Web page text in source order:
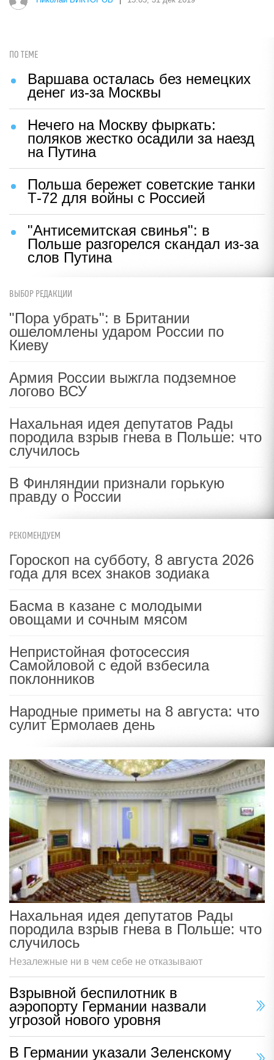
ПО ТЕМЕ
Варшава осталась без немецких
денег из-за Москвы
Нечего на Москву фыркать:
поляков жестко осадили за наезд
на Путина
Польша бережет советские танки
Т-72 для войны с Россией
"Антисемитская свинья": в
Польше разгорелся скандал из-за
слов Путина
ВЫБОР РЕДАКЦИИ
"Пора убрать": в Британии
ошеломлены ударом России по
Киеву
Армия России выжгла подземное
логово ВСУ
Нахальная идея депутатов Рады
породила взрыв гнева в Польше: что
случилось
В Финляндии признали горькую
правду о России
РЕКОМЕНДУЕМ
Гороскоп на субботу, 8 августа 2026
года для всех знаков зодиака
Басма в казане с молодыми
овощами и сочным мясом
Непристойная фотосессия
Самойловой с едой взбесила
поклонников
Народные приметы на 8 августа: что
сулит Ермолаев день
Нахальная идея депутатов Рады
породила взрыв гнева в Польше: что
случилось
Незалежные ни в чем себе не отказывают
Взрывной беспилотник в
аэропорту Германии назвали
угрозой нового уровня
В Германии указали Зеленскому